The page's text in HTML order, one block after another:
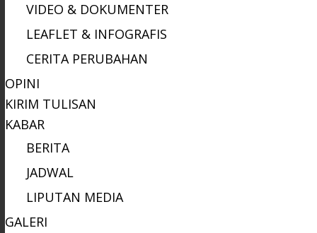
VIDEO & DOKUMENTER
LEAFLET & INFOGRAFIS
CERITA PERUBAHAN
OPINI
KIRIM TULISAN
KABAR
BERITA
JADWAL
LIPUTAN MEDIA
GALERI